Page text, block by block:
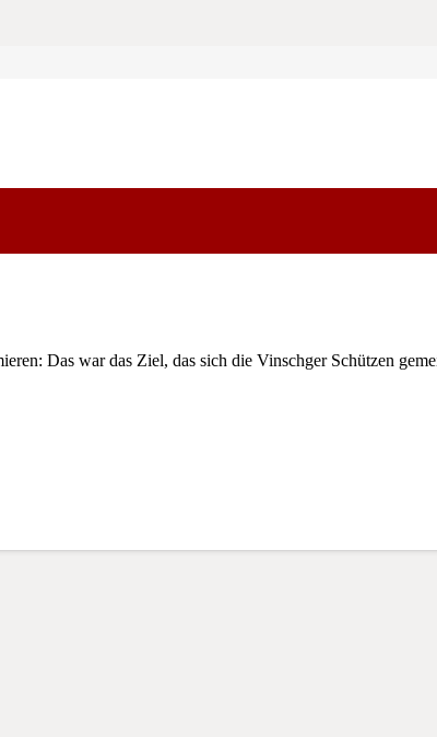
Das war das Ziel, das sich die Vinschger Schützen